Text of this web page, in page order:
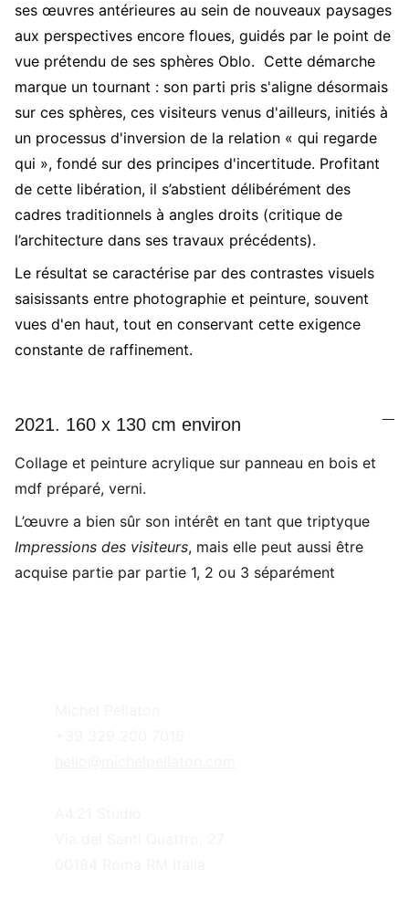
ses œuvres antérieures au sein de nouveaux paysages
aux perspectives encore floues, guidés par le point de
vue prétendu de ses sphères Oblo. Cette démarche
marque un tournant : son parti pris s'aligne désormais
sur ces sphères, ces visiteurs venus d'ailleurs, initiés à
un processus d'inversion de la relation « qui regarde
qui », fondé sur des principes d'incertitude. Profitant
de cette libération, il s’abstient délibérément des
cadres traditionnels à angles droits (critique de
l’architecture dans ses travaux précédents).
Le résultat se caractérise par des contrastes visuels
saisissants entre photographie et peinture, souvent
vues d'en haut, tout en conservant cette exigence
constante de raffinement.
2021. 160 x 130 cm environ
Collage et peinture acrylique sur panneau en bois et
mdf préparé, verni.
L’œuvre a bien sûr son intérêt en tant que triptyque
Impressions des visiteurs, mais elle peut aussi être
acquise partie par partie 1, 2 ou 3 séparément